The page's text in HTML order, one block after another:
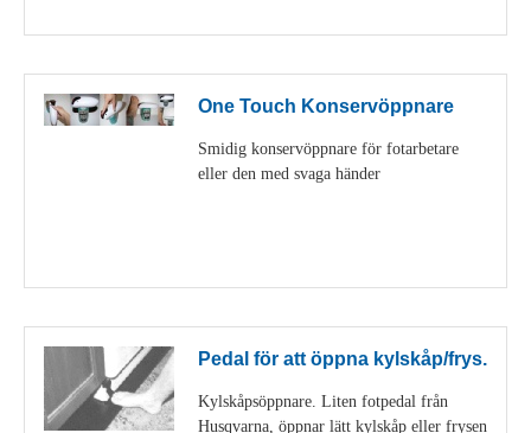
One Touch Konservöppnare
Smidig konservöppnare för fotarbetare
eller den med svaga händer
Pedal för att öppna kylskåp/frys.
Kylskåpsöppnare. Liten fotpedal från
Husqvarna, öppnar lätt kylskåp eller frysen